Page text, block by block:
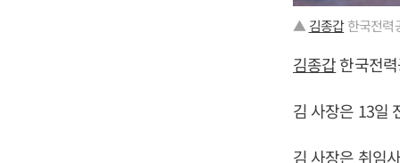
▲김종갑한국전력
김종갑한국전
김 사장은 13일
김 사장은 취임